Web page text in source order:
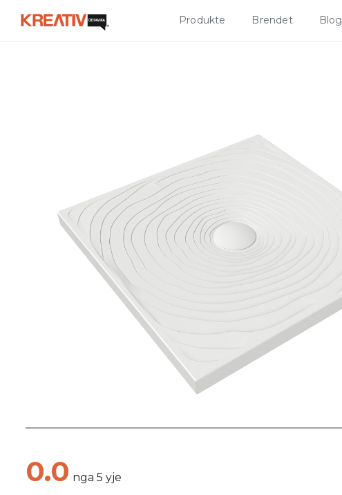
Produkte Brendet Blog
0.0 nga 5 yje